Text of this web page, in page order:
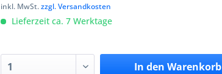
inkl. MwSt.zzgl. Versandkosten
Lieferzeit ca. 7 Werktage
In den Warenkorb